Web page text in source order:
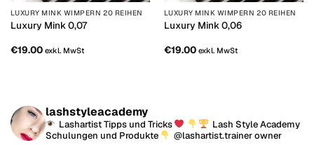
LUXURY MINK WIMPERN 20 REIHEN
Luxury Mink 0,07
€19.00 exkl. MwSt
LUXURY MINK WIMPERN 20 REIHEN
Luxury Mink 0,06
€19.00 exkl. MwSt
lashstyleacademy
Lashartist Tipps und Tricks
Lash Style Academy
Schulungen und Produkte
@lashartist.trainer owner